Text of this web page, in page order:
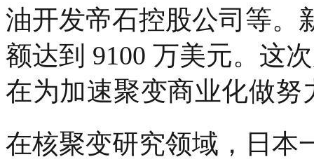
油开发帝石控股公司等。
额达到 9100 万美元。这
在为加速聚变商业化做努
在核聚变研究领域，日本